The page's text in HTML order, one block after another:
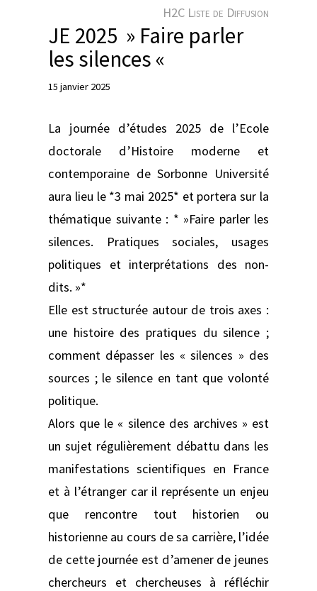
r
H2C Liste de Diffusion
JE 2025 » Faire parler
les silences «
15 janvier 2025
La journée d’études 2025 de l’Ecole
doctorale d’Histoire moderne et
contemporaine de Sorbonne Université
aura lieu le *3 mai 2025* et portera sur la
thématique suivante : * »Faire parler les
silences. Pratiques sociales, usages
politiques et interprétations des non-
dits. »*
Elle est structurée autour de trois axes :
une histoire des pratiques du silence ;
comment dépasser les « silences » des
sources ; le silence en tant que volonté
politique.
Alors que le « silence des archives » est
un sujet régulièrement débattu dans les
manifestations scientifiques en France
et à l’étranger car il représente un enjeu
que rencontre tout historien ou
historienne au cours de sa carrière, l’idée
de cette journée est d’amener de jeunes
chercheurs et chercheuses à réfléchir